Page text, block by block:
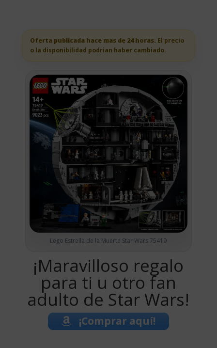
Oferta publicada hace mas de 24 horas. El precio
o la disponibilidad podrian haber cambiado.
Lego Estrella de la Muerte Star Wars 75419
¡Maravilloso regalo
para ti u otro fan
adulto de Star Wars!
¡Comprar aquí!